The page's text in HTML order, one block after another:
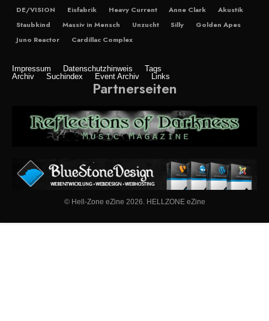
DE/VISION
Eisfabrik Heavy Current Anne Clark
Akustik
Staubkind
Massiv in Mensch Unzucht Silly
Golden Apes
Juno Reactor
Cardillac Complex
Impressum Datenschutzhinweis
Tags
Archiv
Suchindex Event Archiv Links
Partnerseiten
© Hell-Zone eZine 2026. HELLZONE eZine